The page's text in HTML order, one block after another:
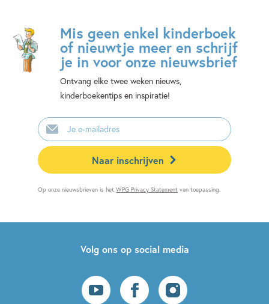
Mis geen enkel kinderboek
of nieuwtje meer en schrijf
je in voor onze nieuwsbrief
Ontvang elke twee weken nieuws,
kinderboekentips en inspiratie!
E-
mailadres
Naar inschrijven
Op onze nieuwsbrieven is hetWPG Privacy Statement van toepassing.
Volg ons op social media